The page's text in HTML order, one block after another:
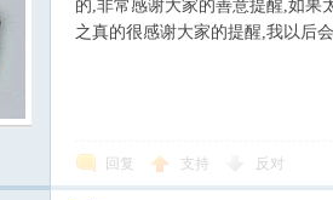
的,非常感谢大家的善意提醒,如果
之真的很感谢大家的提醒,我以后
回复 支持 反对